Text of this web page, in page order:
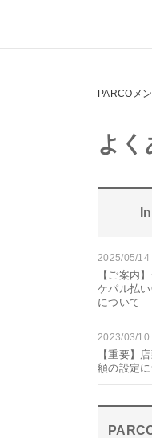
PARCOメ
よく
2025/05/14
【ご案内
ケパル払
について
2023/03/10
【重要】
額の設定